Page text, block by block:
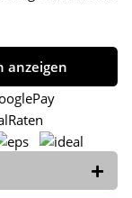
anzeigen